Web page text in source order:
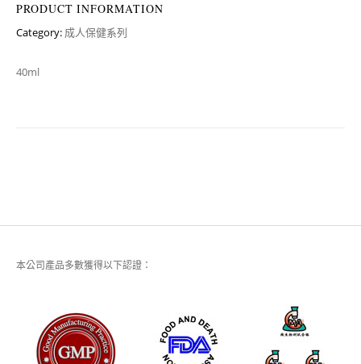
PRODUCT INFORMATION
Category: 成人保健系列
40ml
本公司產品多數獲得以下認證：